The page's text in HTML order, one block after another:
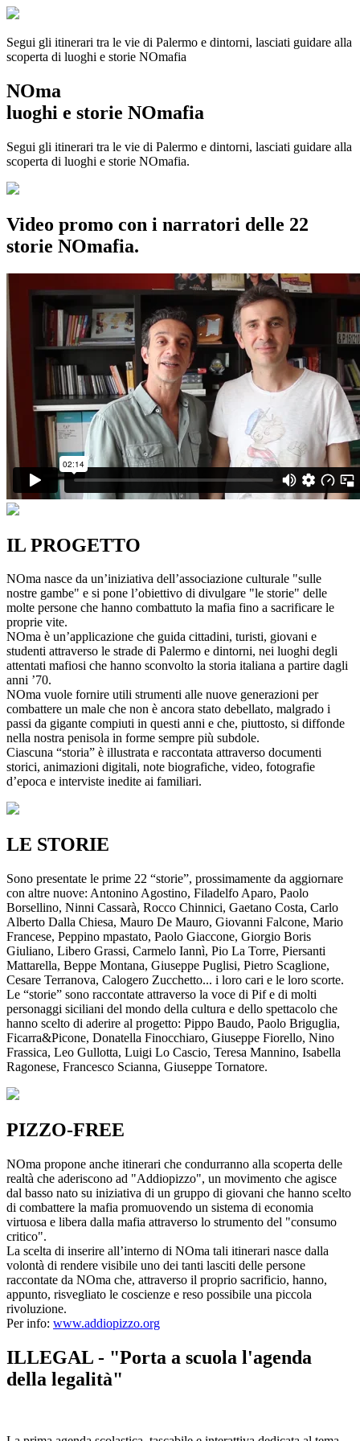
Segui gli itinerari tra le vie di Palermo e dintorni, lasciati guidare alla
scoperta di luoghi e storie NOmafia
NOma
luoghi e storie NOmafia
Segui gli itinerari tra le vie di Palermo e dintorni, lasciati guidare alla
scoperta di luoghi e storie NOmafia.
Video promo con i narratori delle 22
storie NOmafia.
IL PROGETTO
NOma nasce da un’iniziativa dell’associazione culturale "sulle
nostre gambe" e si pone l’obiettivo di divulgare "le storie" delle
molte persone che hanno combattuto la mafia fino a sacrificare le
proprie vite.
NOma è un’applicazione che guida cittadini, turisti, giovani e
studenti attraverso le strade di Palermo e dintorni, nei luoghi degli
attentati mafiosi che hanno sconvolto la storia italiana a partire dagli
anni ’70.
NOma vuole fornire utili strumenti alle nuove generazioni per
combattere un male che non è ancora stato debellato, malgrado i
passi da gigante compiuti in questi anni e che, piuttosto, si diffonde
nella nostra penisola in forme sempre più subdole.
Ciascuna “storia” è illustrata e raccontata attraverso documenti
storici, animazioni digitali, note biografiche, video, fotografie
d’epoca e interviste inedite ai familiari.
LE STORIE
Sono presentate le prime 22 “storie”, prossimamente da aggiornare
con altre nuove: Antonino Agostino, Filadelfo Aparo, Paolo
Borsellino, Ninni Cassarà, Rocco Chinnici, Gaetano Costa, Carlo
Alberto Dalla Chiesa, Mauro De Mauro, Giovanni Falcone, Mario
Francese, Peppino mpastato, Paolo Giaccone, Giorgio Boris
Giuliano, Libero Grassi, Carmelo Iannì, Pio La Torre, Piersanti
Mattarella, Beppe Montana, Giuseppe Puglisi, Pietro Scaglione,
Cesare Terranova, Calogero Zucchetto... i loro cari e le loro scorte.
Le “storie” sono raccontate attraverso la voce di Pif e di molti
personaggi siciliani del mondo della cultura e dello spettacolo che
hanno scelto di aderire al progetto: Pippo Baudo, Paolo Briguglia,
Ficarra&Picone, Donatella Finocchiaro, Giuseppe Fiorello, Nino
Frassica, Leo Gullotta, Luigi Lo Cascio, Teresa Mannino, Isabella
Ragonese, Francesco Scianna, Giuseppe Tornatore.
PIZZO-FREE
NOma propone anche itinerari che condurranno alla scoperta delle
realtà che aderiscono ad "Addiopizzo", un movimento che agisce
dal basso nato su iniziativa di un gruppo di giovani che hanno scelto
di combattere la mafia promuovendo un sistema di economia
virtuosa e libera dalla mafia attraverso lo strumento del "consumo
critico".
La scelta di inserire all’interno di NOma tali itinerari nasce dalla
volontà di rendere visibile uno dei tanti lasciti delle persone
raccontate da NOma che, attraverso il proprio sacrificio, hanno,
appunto, risvegliato le coscienze e reso possibile una piccola
rivoluzione.
Per info: www.addiopizzo.org
ILLEGAL - "Porta a scuola l'agenda
della legalità"